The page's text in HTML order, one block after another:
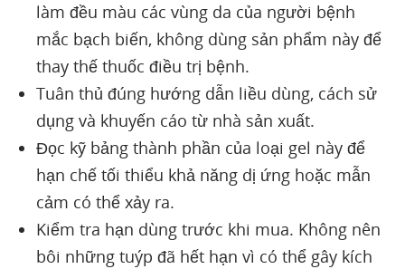
làm đều màu các vùng da của người bệnh
mắc bạch biến, không dùng sản phẩm này để
thay thế thuốc điều trị bệnh.
Tuân thủ đúng hướng dẫn liều dùng, cách sử
dụng và khuyến cáo từ nhà sản xuất.
Đọc kỹ bảng thành phần của loại gel này để
hạn chế tối thiểu khả năng dị ứng hoặc mẫn
cảm có thể xảy ra.
Kiểm tra hạn dùng trước khi mua. Không nên
bôi những tuýp đã hết hạn vì có thể gây kích